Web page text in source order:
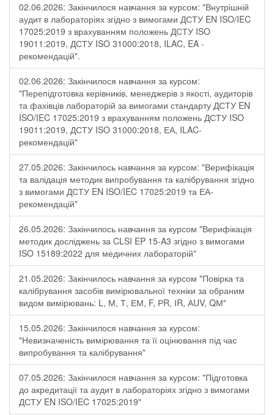
02.06.2026: Закінчилося навчання за курсом: "Внутрішній
аудит в лабораторіях згідно з вимогами ДСТУ EN ISO/IEC
17025:2019 з врахуванням положень ДСТУ ISO
19011:2019, ДСТУ ISO 31000:2018, ILAC, EA -
рекомендацій".
02.06.2026: Закінчилося навчання за курсом:
"Перепідготовка керівників, менеджерів з якості, аудиторів
та фахівців лабораторій за вимогами стандарту ДСТУ EN
ISO/IEC 17025:2019 з врахуванням положень ДСТУ ISO
19011:2019, ДСТУ ISO 31000:2018, ЕА, ILAC-
рекомендацій"
27.05.2026: Закінчилось навчання за курсом: "Верифікація
та валідація методик випробування та калібрування згідно
з вимогами ДСТУ EN ISO/IEC 17025:2019 та ЕА-
рекомендацій"
26.05.2026: Закінчилось навчання за курсом "Верифікація
методик досліджень за CLSI EP 15-A3 згідно з вимогами
ISO 15189:2022 для медичних лабораторій"
21.05.2026: Закінчилось навчання за курсом "Повірка та
калібрування засобів вимірювальної техніки за обраним
видом вимірювань: L, М, Т, ЕМ, F, РR, ІR, АUV, QМ"
15.05.2026: Закінчилося навчання за курсом:
"Невизначеність вимірювання та її оцінювання під час
випробування та калібрування"
07.05.2026: Закінчилося навчання за курсом: "Підготовка
до акредитації та аудит в лабораторіях згідно з вимогами
ДСТУ EN ISO/IEC 17025:2019"